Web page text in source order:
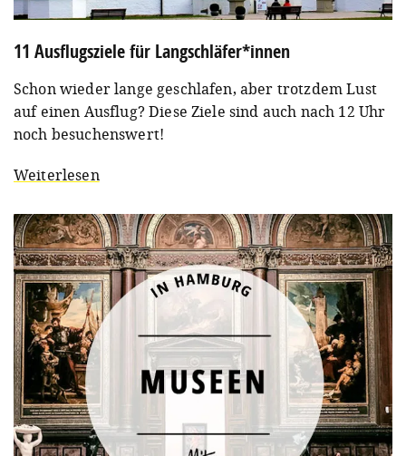
11 Ausflugsziele für Langschläfer*innen
Schon wieder lange geschlafen, aber trotzdem Lust
auf einen Ausflug? Diese Ziele sind auch nach 12 Uhr
noch besuchenswert!
Weiterlesen